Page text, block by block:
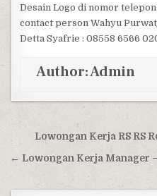
Desain Logo di nomor telepon
contact person Wahyu
Detta Syafrie : 08558 6566
Author:Admin
Post navigation
Lowongan Kerja RS RS
← Lowongan Kerja Manager